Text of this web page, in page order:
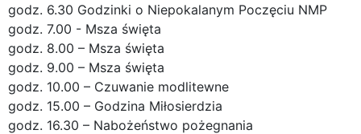
godz. 6.30 Godzinki o Niepokalanym Poczęciu NMP
godz. 7.00 - Msza święta
godz. 8.00 – Msza święta
godz. 9.00 – Msza święta
godz. 10.00 – Czuwanie modlitewne
godz. 15.00 – Godzina Miłosierdzia
godz. 16.30 – Nabożeństwo pożegnania